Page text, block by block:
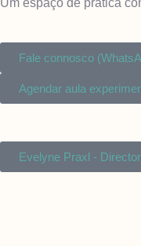
Um espaço de prática
Fale connosco
Agendar aula
Evelyne Praxl -